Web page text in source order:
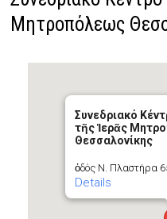
Μητροπόλεως
Συνεδριακό
τῆς Ἱερᾶς
Θεσσαλονίκης
ὁδός Ν. Πλαστήρα
Details